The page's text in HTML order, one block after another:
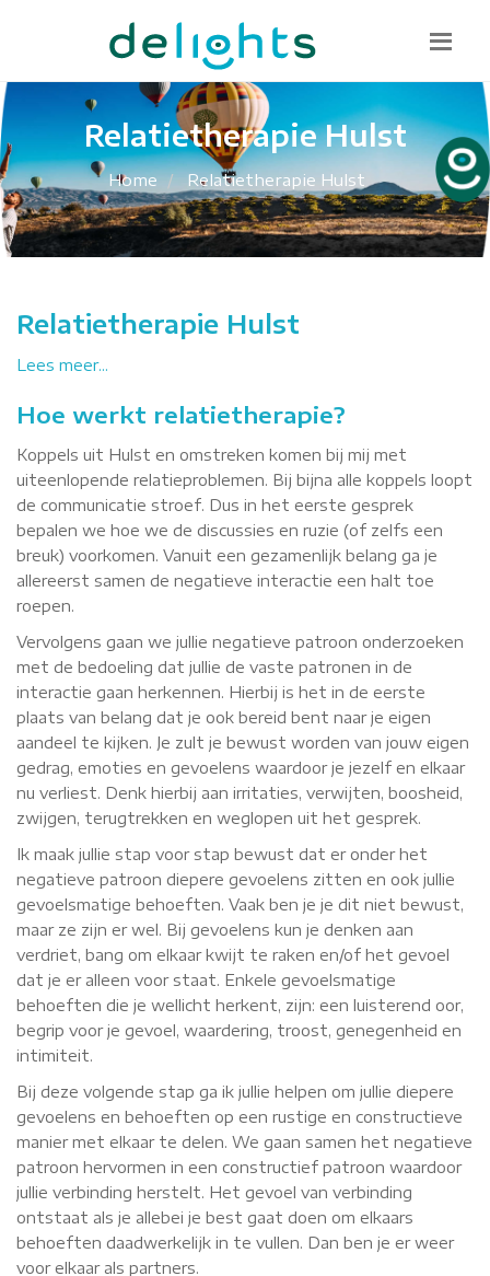
085 130 1482
info@delights.nu
Relatietherapie Hulst
Home Relatietherapie Hulst
Relatietherapie Hulst
Lees meer...
Hoe werkt relatietherapie?
Koppels uit Hulst en omstreken komen bij mij met
uiteenlopende relatieproblemen. Bij bijna alle koppels loopt
de communicatie stroef. Dus in het eerste gesprek
bepalen we hoe we de discussies en ruzie (of zelfs een
breuk) voorkomen. Vanuit een gezamenlijk belang ga je
allereerst samen de negatieve interactie een halt toe
roepen.
Vervolgens gaan we jullie negatieve patroon onderzoeken
met de bedoeling dat jullie de vaste patronen in de
interactie gaan herkennen. Hierbij is het in de eerste
plaats van belang dat je ook bereid bent naar je eigen
aandeel te kijken. Je zult je bewust worden van jouw eigen
gedrag, emoties en gevoelens waardoor je jezelf en elkaar
nu verliest. Denk hierbij aan irritaties, verwijten, boosheid,
zwijgen, terugtrekken en weglopen uit het gesprek.
Ik maak jullie stap voor stap bewust dat er onder het
negatieve patroon diepere gevoelens zitten en ook jullie
gevoelsmatige behoeften. Vaak ben je je dit niet bewust,
maar ze zijn er wel. Bij gevoelens kun je denken aan
verdriet, bang om elkaar kwijt te raken en/of het gevoel
dat je er alleen voor staat. Enkele gevoelsmatige
behoeften die je wellicht herkent, zijn: een luisterend oor,
begrip voor je gevoel, waardering, troost, genegenheid en
intimiteit.
Bij deze volgende stap ga ik jullie helpen om jullie diepere
gevoelens en behoeften op een rustige en constructieve
manier met elkaar te delen. We gaan samen het negatieve
patroon hervormen in een constructief patroon waardoor
jullie verbinding herstelt. Het gevoel van verbinding
ontstaat als je allebei je best gaat doen om elkaars
behoeften daadwerkelijk in te vullen. Dan ben je er weer
voor elkaar als partners.